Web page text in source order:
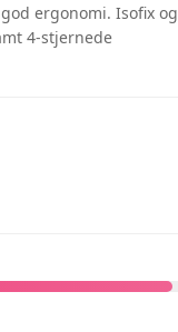
ergonomi. Isofix og
4-stjernede